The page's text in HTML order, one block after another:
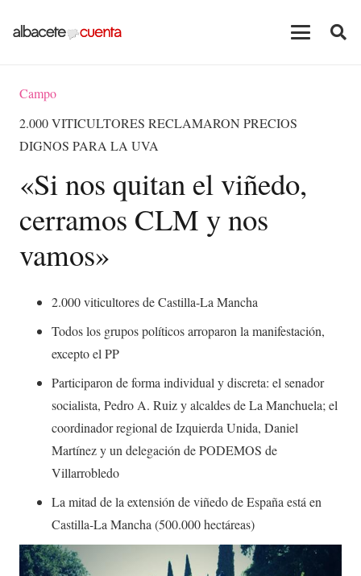
Campo
2.000 VITICULTORES RECLAMARON PRECIOS
DIGNOS PARA LA UVA
«Si nos quitan el viñedo,
cerramos CLM y nos
vamos»
2.000 viticultores de Castilla-La Mancha
Todos los grupos políticos arroparon la manifestación,
excepto el PP
Participaron de forma individual y discreta: el senador
socialista, Pedro A. Ruiz y alcaldes de La Manchuela; el
coordinador regional de Izquierda Unida, Daniel
Martínez y un delegación de PODEMOS de
Villarrobledo
La mitad de la extensión de viñedo de España está en
Castilla-La Mancha (500.000 hectáreas)